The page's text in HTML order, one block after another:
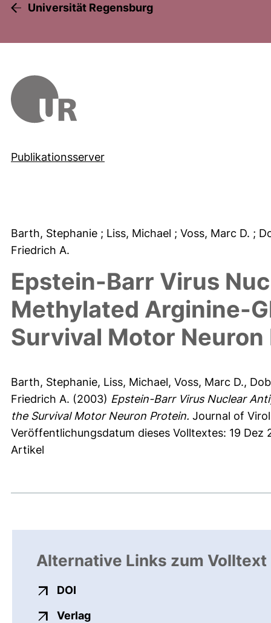
Universität Regensburg
Publikationsserver
Barth, Stephanie ; Liss, Michael ; Voss, Marc D. ;
Friedrich A.
Epstein-Barr Virus
Methylated Arginine-
Survival Motor Neuron
Barth, Stephanie, Liss, Michael, Voss, Marc D.,
Friedrich A. (2003) Epstein-Barr Virus Nuclear
the Survival Motor Neuron Protein. Journal of
Veröffentlichungsdatum dieses Volltextes: 19 Dez
Artikel
Alternative Links zum Volltext
DOI
Verlagexterner Link, öffnet neues